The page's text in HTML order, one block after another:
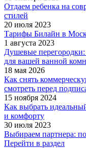
Отдаем ребенка на
стилей
20 июля 2023
Тарифы Билайн в
1 августа 2023
Душевые
для вашей ванной
18 мая 2026
Как снять
смотреть перед
15 ноября 2024
Как выбрать
и комфорту
30 июля 2023
Выбираем партнера:
Перейти в раздел